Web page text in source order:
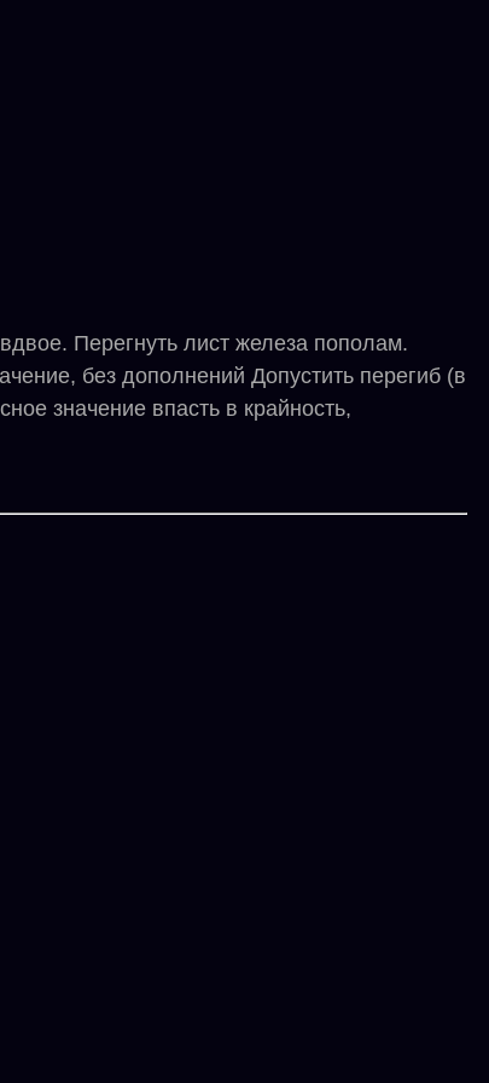
Перегнуть лист железа пополам.
без дополнений Допустить перегиб (в
значение впасть в крайность,